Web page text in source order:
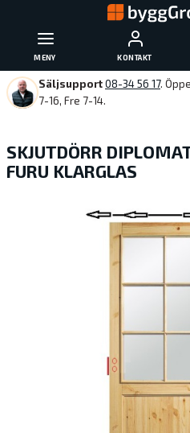
MENY KONTAKT
Säljsupport08-34 56 17.
7-16, Fre 7-14.
SKJUTDÖRR
FURU KLARGLAS